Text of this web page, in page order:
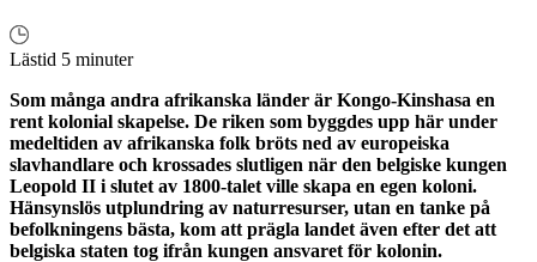
Lästid 5 minuter
Som många andra afrikanska länder är Kongo-Kinshasa en
rent kolonial skapelse. De riken som byggdes upp här under
medeltiden av afrikanska folk bröts ned av europeiska
slavhandlare och krossades slutligen när den belgiske kungen
Leopold II i slutet av 1800-talet ville skapa en egen koloni.
Hänsynslös utplundring av naturresurser, utan en tanke på
befolkningens bästa, kom att prägla landet även efter det att
belgiska staten tog ifrån kungen ansvaret för kolonin.